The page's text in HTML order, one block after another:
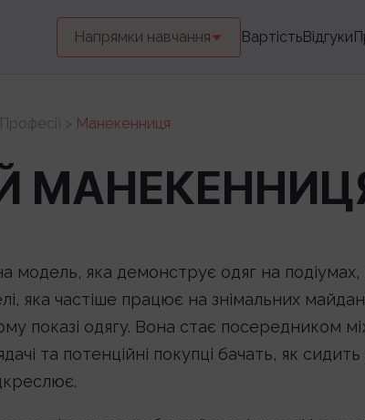
Напрямки навчання ВартістьВідгуки
Професії > Манекенниця
яка демонструє одяг на подіумах,
яка частіше працює на знімальних
показі одягу. Вона стає посередником
та потенційні покупці бачать, як